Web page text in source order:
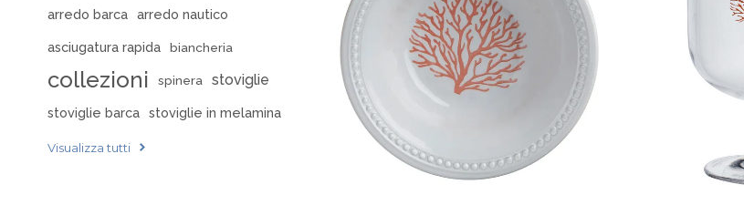
arredo barca arredo nautico
asciugatura rapida biancheria
collezioni spinera stoviglie
stoviglie barca stoviglie in melamina
Visualizza tutti